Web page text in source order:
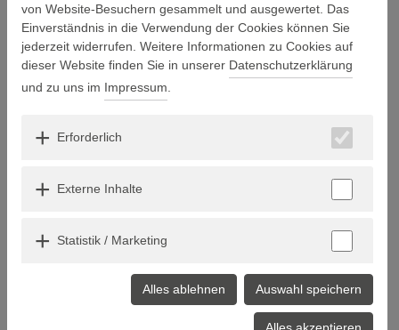
Liquor
Lysetherapie
Manie
von Website-Besuchern gesammelt und ausgewertet. Das
Einverständnis in die Verwendung der Cookies können Sie
jederzeit widerrufen. Weitere Informationen zu Cookies auf
dieser Website finden Sie in unserer Datenschutzerklärung
und zu uns im Impressum
Erforderlich
Externe Inhalte
Statistik / Marketing
Alles ablehnen Auswahl speichern
Alles akzeptieren